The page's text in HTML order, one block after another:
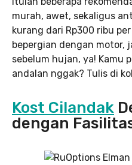
murah, awet, sekaligus
kurang dari Rp300 ribu
bepergian dengan motor,
sebelum hujan, ya! Kamu
andalan nggak? Tulis di
Kost Cilandak
dengan